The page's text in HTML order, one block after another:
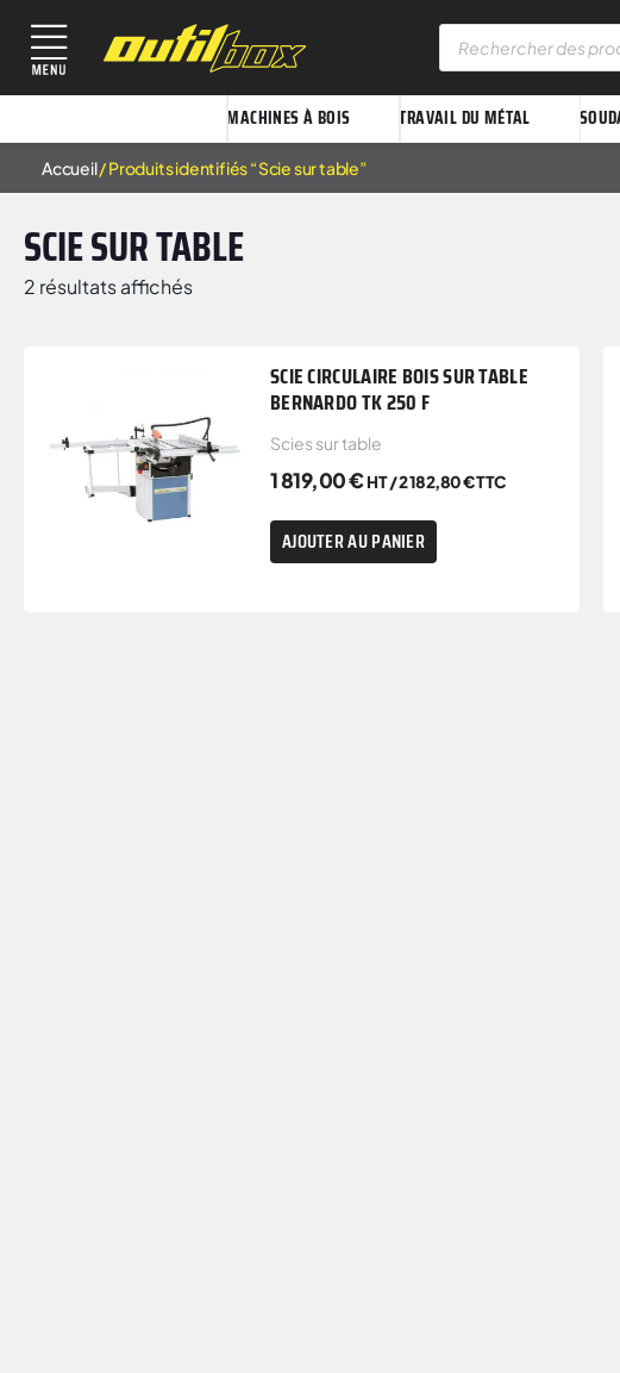
MACHINES À BOIS TRAVAIL DU MÉTAL
Accueil/ Produits identifiés “Scie sur table”
SCIE SUR TABLE
2 résultats affichés
SCIE CIRCULAIRE BOIS SUR TABLE
BERNARDO TK 250 F
Scies sur table
1 819,00€HT /2 182,80€TTC
AJOUTER AU PANIER